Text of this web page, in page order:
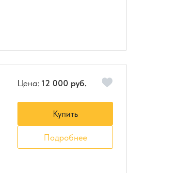
Цена: 12 000 руб.
Купить
Подробнее